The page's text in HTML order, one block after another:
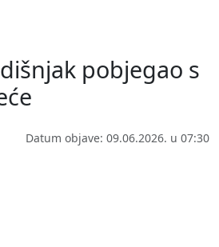
pobjegao s
Datum objave: 09.06.2026. u 07:30